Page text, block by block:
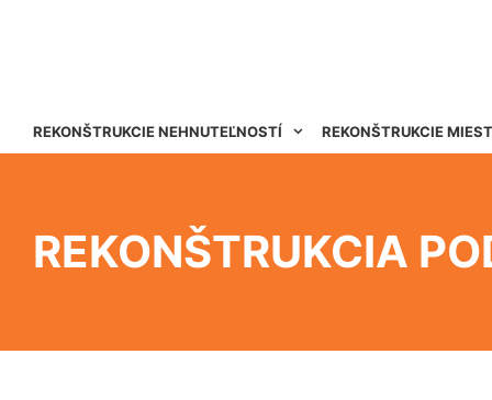
REKONŠTRUKCIE NEHNUTEĽNOSTÍ REKONŠTRUKCIE
REKONŠTRUKCIA